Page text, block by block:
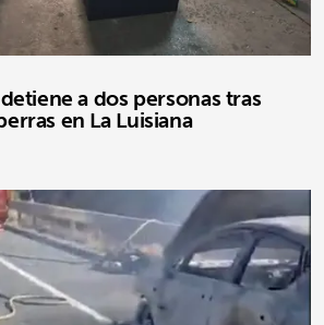
a dos personas tras
en La Luisiana